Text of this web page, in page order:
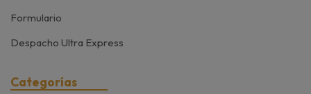
Formulario
Despacho Ultra Express
Categorías